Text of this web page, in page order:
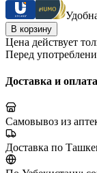
В корзину
Цена действует
Перед
Доставка и оплата
Самовывоз из
Доставка по